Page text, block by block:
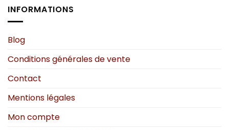
options
la
INFORMATIONS
Blog
Conditions générales de vente
Contact
Mentions légales
Mon compte